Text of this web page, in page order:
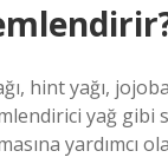
hint yağı,
yağ
yardımcı